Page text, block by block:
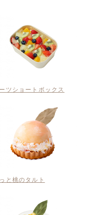
ツショートボックス
と桃のタルト